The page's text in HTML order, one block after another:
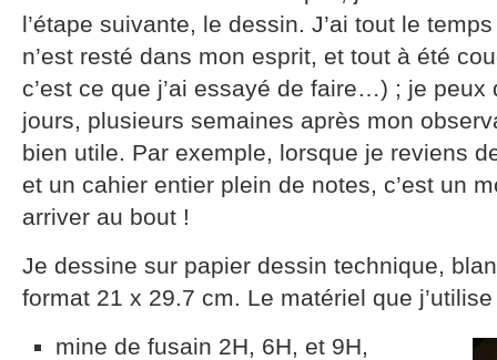
l’étape suivante, le dessin. J’ai tout le
n’est resté dans mon esprit, et tout à été
c’est ce que j’ai essayé de faire…) ; je
jours, plusieurs semaines après mon
bien utile. Par exemple, lorsque je reviens
et un cahier entier plein de notes, c’est un
arriver au bout !
Je dessine sur papier dessin technique,
format 21 x 29.7 cm. Le matériel que
mine de fusain 2H, 6H, et 9H,